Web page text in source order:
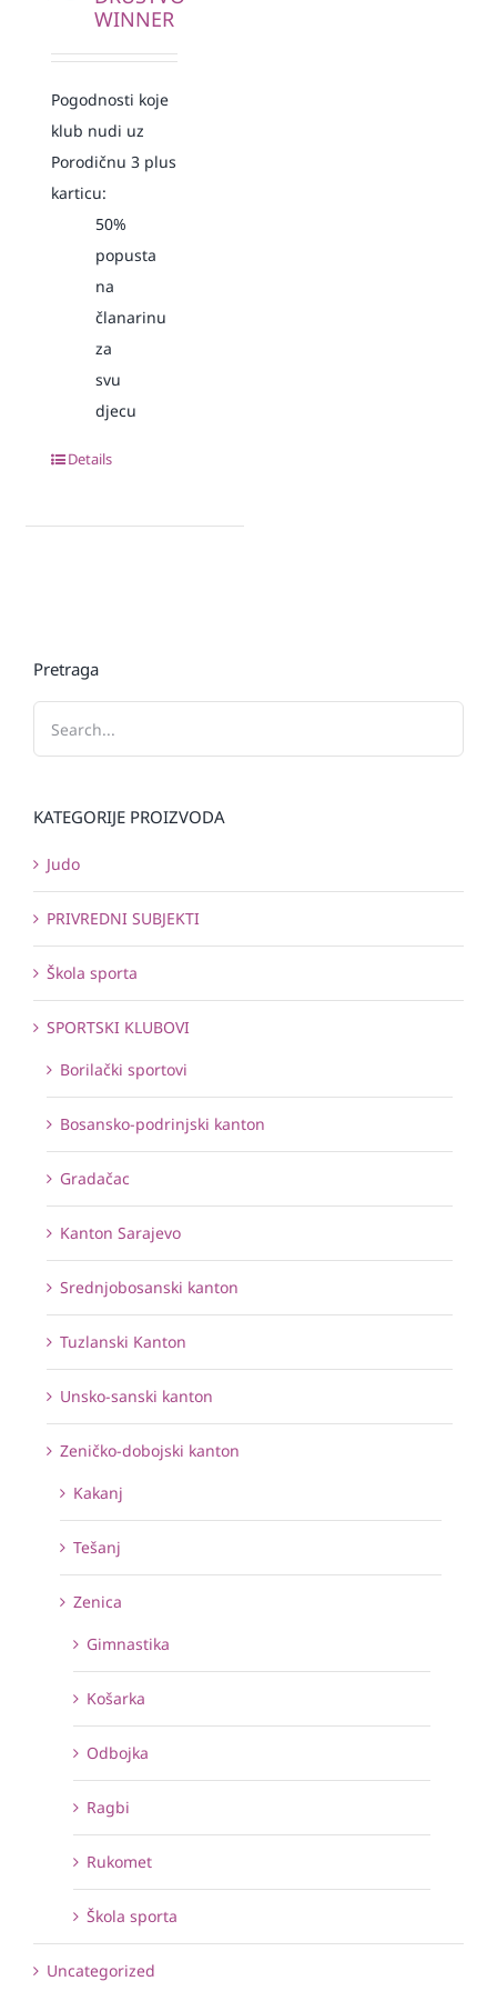
WINNER
Pogodnosti koje
klub nudi uz
Porodičnu 3 plus
karticu:
50%
popusta
na
članarinu
za
svu
djecu
Details
Pretraga
KATEGORIJE PROIZVODA
Judo
PRIVREDNI SUBJEKTI
Škola sporta
SPORTSKI KLUBOVI
Borilački sportovi
Bosansko-podrinjski kanton
Gradačac
Kanton Sarajevo
Srednjobosanski kanton
Tuzlanski Kanton
Unsko-sanski kanton
Zeničko-dobojski kanton
Kakanj
Tešanj
Zenica
Gimnastika
Košarka
Odbojka
Ragbi
Rukomet
Škola sporta
Uncategorized